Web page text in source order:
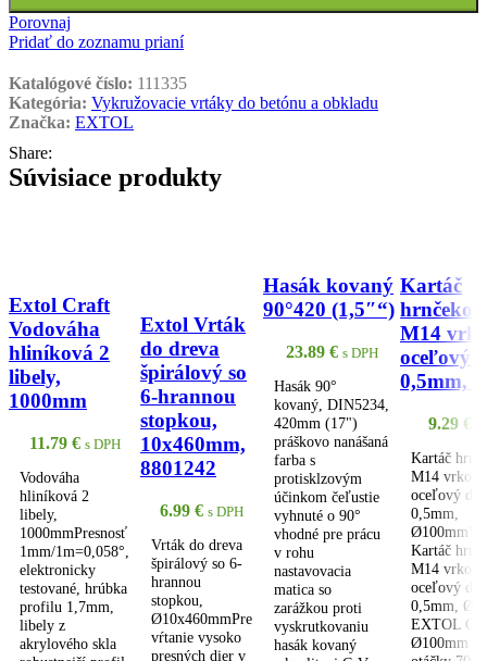
Porovnaj
Pridať do zoznamu prianí
Katalógové číslo: 111335
Kategória: Vykružovacie vrtáky do betónu a obkladu
Značka: EXTOL
Share:
Súvisiace produkty
Extol Craft
Vodováha
hliníková 2
libely,
1000mm
11.79 € s DPH
Vodováha
hliníková 2
libely,
1000mmPresnosť
1mm/1m=0,058°,
elektronicky
testované, hrúbka
profilu 1,7mm,
libely z
akrylového skla
Extol Vrták
do dreva
špirálový so
6-hrannou
stopkou,
10x460mm,
8801242
6.99 € s DPH
Vrták do dreva
špirálový so 6-
hrannou
stopkou,
Ø10x460mmPre
vŕtanie vysoko
presných dier v
Hasák kovaný
90°420 (1,5″“)
23.89 € s DPH
Hasák 90°
kovaný, DIN5234,
420mm (17")
práškovo nanášaná
farba s
protisklzovým
účinkom čeľustie
vyhnuté o 90°
vhodné pre prácu
v rohu
nastavovacia
matica so
zarážkou proti
vyskrutkovaniu
hasák kovaný
Kartáč
M14
oceľový
0,5mm,
9.29 €
Kartáč
M14
oceľový
0,5mm,
Kartáč
M14
oceľový
0,5mm,
EXTOL
Ø100mm